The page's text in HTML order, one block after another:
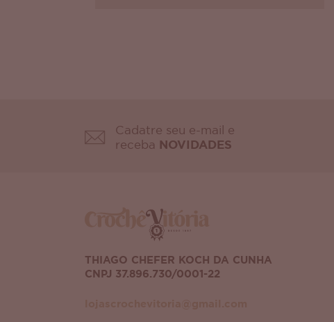
Cadatre seu e-mail e
receba
NOVIDADES
THIAGO CHEFER KOCH DA CUNHA
CNPJ 37.896.730/0001-22